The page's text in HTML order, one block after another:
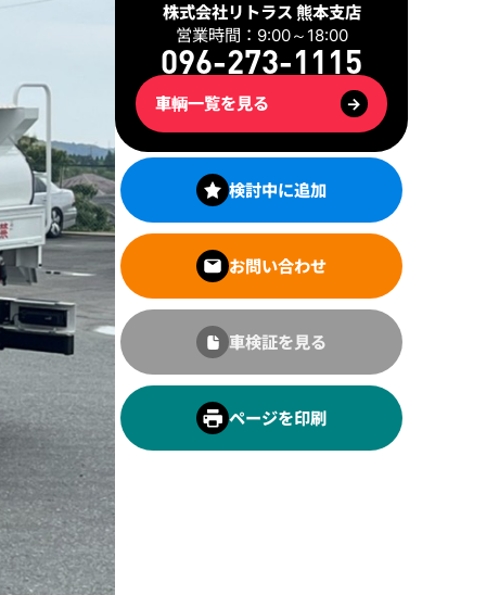
株式会社リトラス 熊本支店
営業時間：9:00～18:00
096-273-1115
車輌一覧を見る →
検討中に追加
お問い合わせ
車検証を見る
ページを印刷